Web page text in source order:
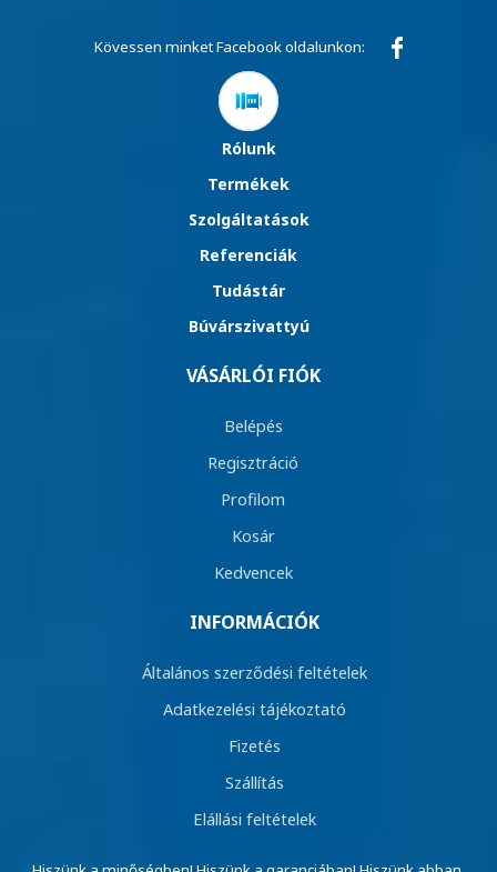
Kövessen minket Facebook oldalunkon:
Rólunk
Termékek
Szolgáltatások
Referenciák
Tudástár
Búvárszivattyú
VÁSÁRLÓI FIÓK
Belépés
Regisztráció
Profilom
Kosár
Kedvencek
INFORMÁCIÓK
Általános szerződési feltételek
Adatkezelési tájékoztató
Fizetés
Szállítás
Elállási feltételek